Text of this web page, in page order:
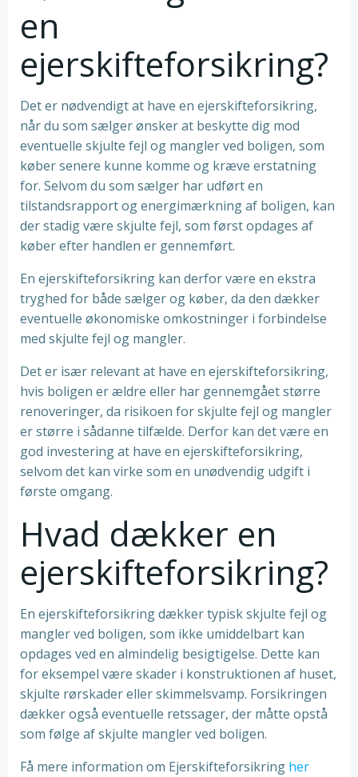
en
ejerskifteforsikring?
Det er nødvendigt at have en ejerskifteforsikring,
når du som sælger ønsker at beskytte dig mod
eventuelle skjulte fejl og mangler ved boligen, som
køber senere kunne komme og kræve erstatning
for. Selvom du som sælger har udført en
tilstandsrapport og energimærkning af boligen, kan
der stadig være skjulte fejl, som først opdages af
køber efter handlen er gennemført.
En ejerskifteforsikring kan derfor være en ekstra
tryghed for både sælger og køber, da den dækker
eventuelle økonomiske omkostninger i forbindelse
med skjulte fejl og mangler.
Det er især relevant at have en ejerskifteforsikring,
hvis boligen er ældre eller har gennemgået større
renoveringer, da risikoen for skjulte fejl og mangler
er større i sådanne tilfælde. Derfor kan det være en
god investering at have en ejerskifteforsikring,
selvom det kan virke som en unødvendig udgift i
første omgang.
Hvad dækker en
ejerskifteforsikring?
En ejerskifteforsikring dækker typisk skjulte fejl og
mangler ved boligen, som ikke umiddelbart kan
opdages ved en almindelig besigtigelse. Dette kan
for eksempel være skader i konstruktionen af huset,
skjulte rørskader eller skimmelsvamp. Forsikringen
dækker også eventuelle retssager, der måtte opstå
som følge af skjulte mangler ved boligen.
Få mere information om Ejerskifteforsikring her